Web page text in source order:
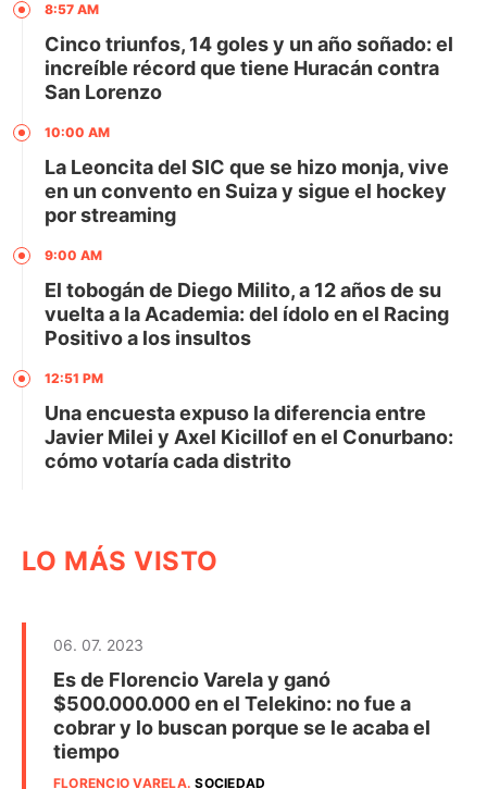
8:57 AM
Cinco triunfos, 14 goles y un año soñado: el
increíble récord que tiene Huracán contra
San Lorenzo
10:00 AM
La Leoncita del SIC que se hizo monja, vive
en un convento en Suiza y sigue el hockey
por streaming
9:00 AM
El tobogán de Diego Milito, a 12 años de su
vuelta a la Academia: del ídolo en el Racing
Positivo a los insultos
12:51 PM
Una encuesta expuso la diferencia entre
Javier Milei y Axel Kicillof en el Conurbano:
cómo votaría cada distrito
LO MÁS VISTO
06. 07. 2023
Es de Florencio Varela y ganó
$500.000.000 en el Telekino: no fue a
cobrar y lo buscan porque se le acaba el
tiempo
FLORENCIO VARELA.SOCIEDAD